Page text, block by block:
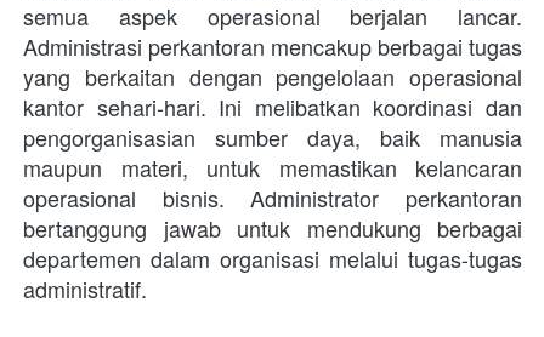
semua aspek operasional berjalan lancar.
Administrasi perkantoran mencakup berbagai tugas
yang berkaitan dengan pengelolaan operasional
kantor sehari-hari. Ini melibatkan koordinasi dan
pengorganisasian sumber daya, baik manusia
maupun materi, untuk memastikan kelancaran
operasional bisnis. Administrator perkantoran
bertanggung jawab untuk mendukung berbagai
departemen dalam organisasi melalui tugas-tugas
administratif.